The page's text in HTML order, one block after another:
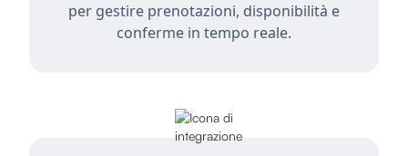
per gestire prenotazioni, disponibilità e
conferme in tempo reale.